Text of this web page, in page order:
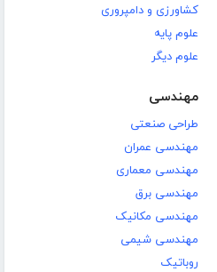
کشاورزی و دامپروری
علوم پایه
علوم دیگر
مهندسی
طراحی صنعتی
مهندسی عمران
مهندسی معماری
مهندسی برق
مهندسی مکانیک
مهندسی شیمی
روباتیک